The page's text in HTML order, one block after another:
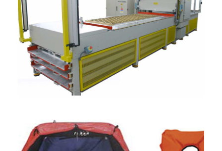
ITALIANO
ENGLISH
FRANÇAIS